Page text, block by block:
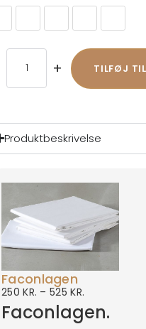
+ TILFØJ
Produktbeskrivelse
Faconlagen
250KR. – 525KR.
Faconlagen.